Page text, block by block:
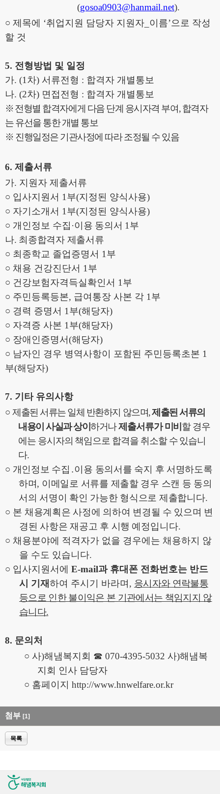
(gosoa0903@hanmail.net).
○ 제목에 ‘취업지원 담당자 지원자 이름’으로 작성
할 것
5. 전형방법 및 일정
가. (1 차) 서류전형 : 합격자 개별통보
나. (2차) 면접전형 : 합격자 개별통보
※전형별 합격자에게 다음 단계 응시자격 부여,합격자
는 유선을 통한 개별 통보
※ 진행일정은 기관사정에 따라 조정될 수 있음
6. 제출서류
가. 지원자 제출서류
○ 입사지원서 1 부(지정된 양식사용)
○ 자기소개서 1 부(지정된 양식사용)
○ 개인정보 수집 ·이용 동의서 1 부
나. 최종합격자 제출서류
○ 최종학교 졸업증명서 1 부
○ 채용 건강진단서 1 부
○ 건강보험자격득실확인서 1 부
○ 주민등록등본, 급여통장 사본 각 1 부
○ 경력 증명서 1 부(해당자)
○ 자격증 사본 1 부(해당자)
○ 장애인증명서(해당자)
○ 남자인 경우 병역사항이 포함된 주민등록초본 1
부(해당자)
7. 기타 유의사항
○제출된 서류는 일체 반환하지 않으며,제출된 서류의
내용이 사실과 상이하거나제출서류가 미비 할 경우
에는 응시자의 책임으로 합격을 취소할 수 있습니
다.
○ 개인정보 수집 ․이용 동의서를 숙지 후 서명하도록
하며, 이메일로 서류를 제출할 경우 스캔 등 동의
서의 서명이 확인 가능한 형식으로 제출합니다.
○ 본 채용계획은 사정에 의하여 변경될 수 있으며 변
경된 사항은 재공고 후 시행 예정입니다.
○ 채용분야에 적격자가 없을 경우에는 채용하지 않
을 수도 있습니다.
○ 입사지원서에E-mail과 휴대폰 전화번호는 반드
시 기재하여 주시기 바라며 , 응시자와 연락불통
등으로 인한 불이익은 본 기관에서는 책임지지 않
습니다.
8. 문의처
○ 사)해냄복지회 ☎ 070-4395-5032 사)해냄복
지회 인사 담당자
○ 홈페이지 http://www.hnwelfare.or.kr
첨부 [1]
목록